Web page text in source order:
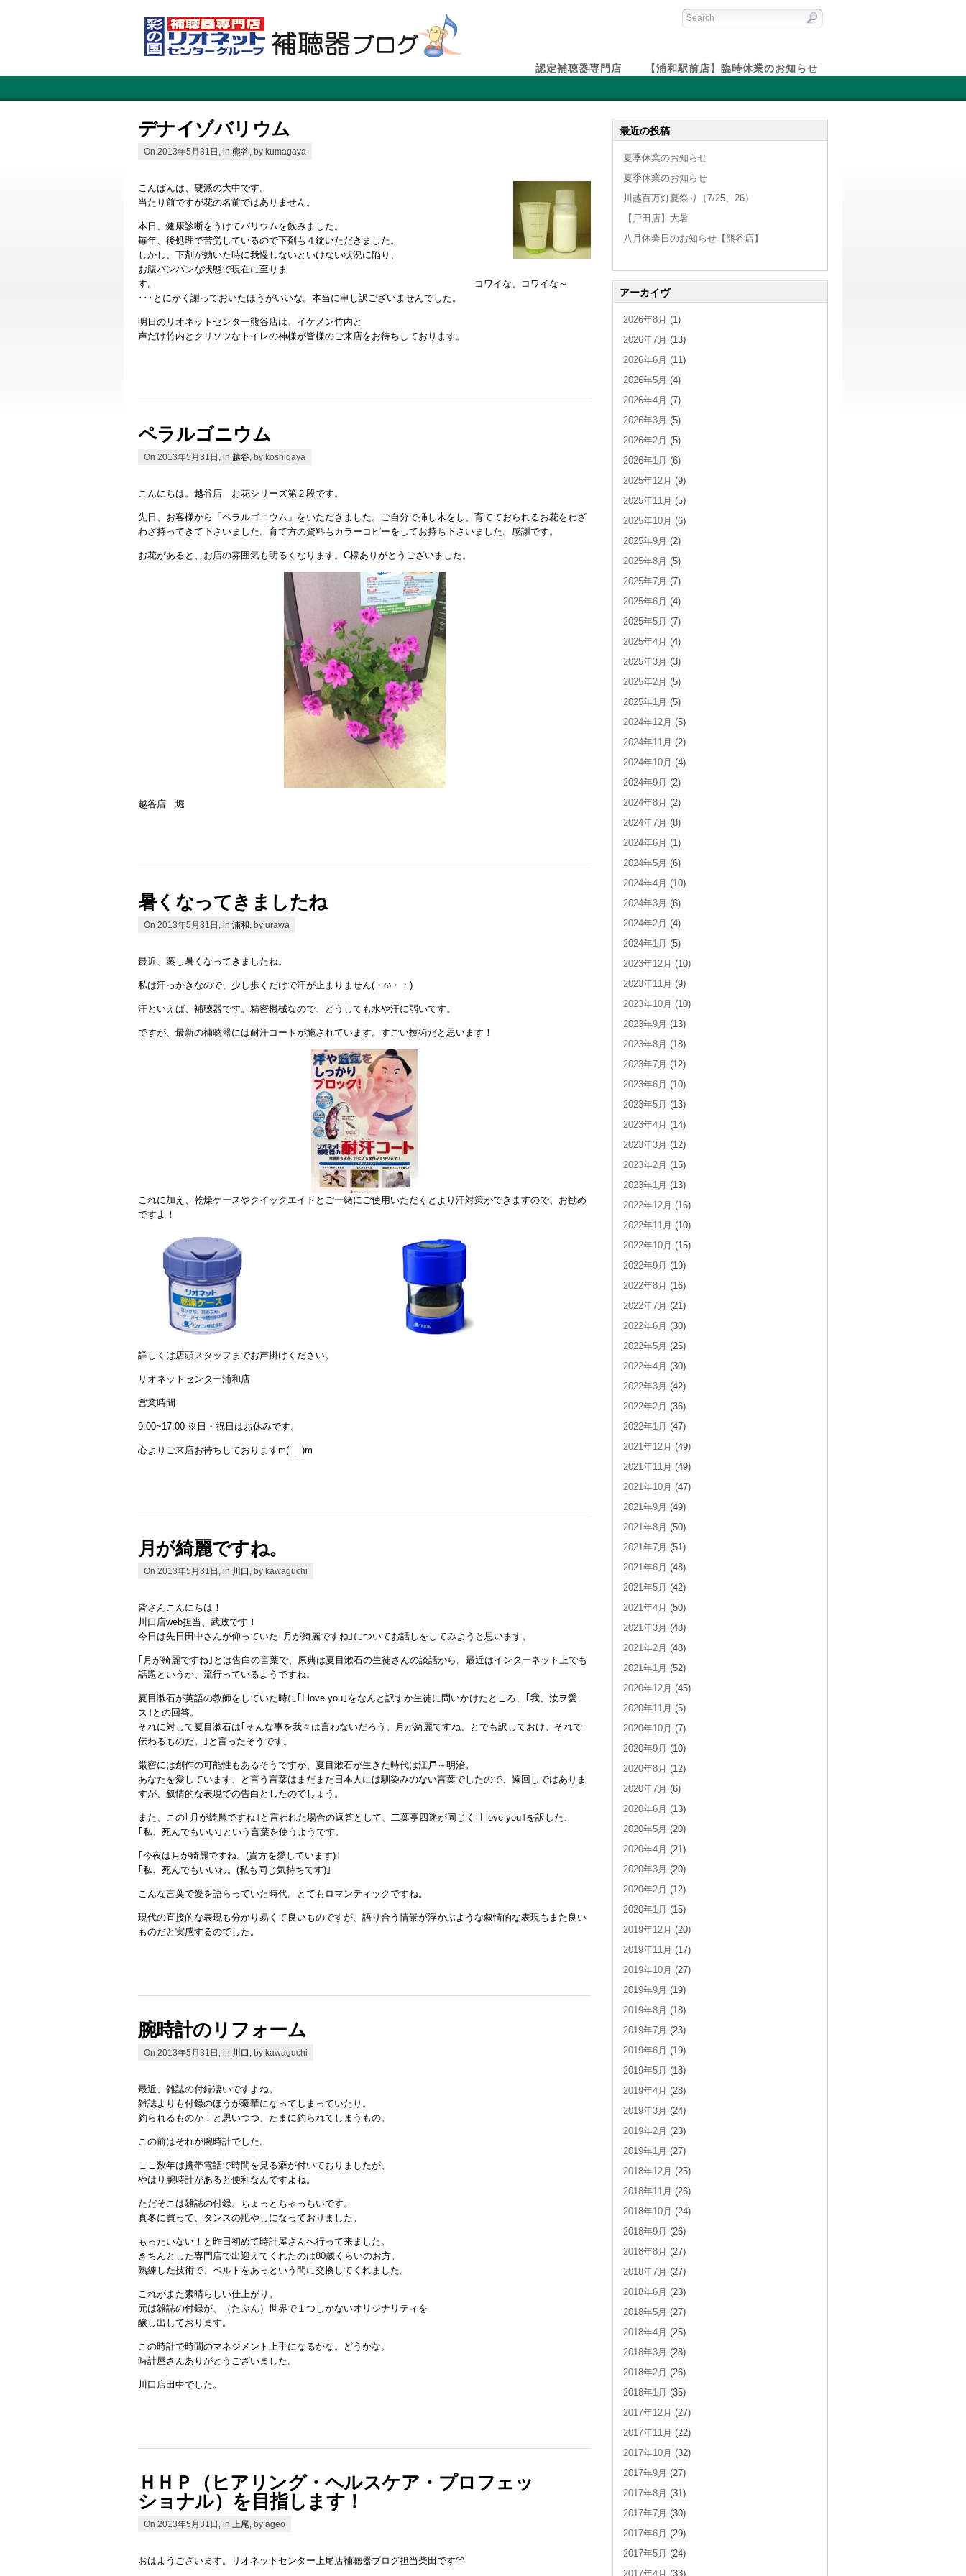
【浦和駅前店】臨時休業のお知らせ
認定補聴器専門店
デナイゾバリウム
On 2013年5月31日, in 熊谷 , by kumagaya
こんばんは、硬派の大中です。
当たり前ですが花の名前ではありません。
本日、健康診断をうけてバリウムを飲みました。
毎年、後処理で苦労しているので下剤も４錠いただきました。
しかし、下剤が効いた時に我慢しないといけない状況に陥り、
お腹パンパンな状態で現在に至りま
す。 コワイな、コワイな～
･･･とにかく謝っておいたほうがいいな。本当に申し訳ございませんでした。
明日のリオネットセンター熊谷店は、イケメン竹内と
声だけ竹内とクリソツなトイレの神様が皆様のご来店をお待ちしております。
ペラルゴニウム
On 2013年5月31日, in 越谷 , by koshigaya
こんにちは。越谷店 お花シリーズ第２段です。
先日、お客様から「ペラルゴニウム」をいただきました。ご自分で挿し木をし、育てておられるお花をわざ
わざ持ってきて下さいました。育て方の資料もカラーコピーをしてお持ち下さいました。感謝です。
お花があると、お店の雰囲気も明るくなります。C様ありがとうございました。
越谷店 堀
暑くなってきましたね
On 2013年5月31日, in 浦和 , by urawa
最近、蒸し暑くなってきましたね。
私は汗っかきなので、少し歩くだけで汗が止まりません(・ω・；)ゞ
汗といえば、補聴器です。精密機械なので、どうしても水や汗に弱いです。
ですが、最新の補聴器には耐汗コートが施されています。すごい技術だと思います！
これに加え、乾燥ケースやクイックエイドとご一緒にご使用いただくとより汗対策ができますので、お勧め
ですよ！
詳しくは店頭スタッフまでお声掛けください。
リオネットセンター浦和店
営業時間
9:00~17:00 ※日・祝日はお休みです。
心よりご来店お待ちしておりますm(_ _)m
月が綺麗ですね。
On 2013年5月31日, in 川口 , by kawaguchi
皆さんこんにちは！
川口店web担当、武政です！
今日は先日田中さんが仰っていた｢月が綺麗ですね｣についてお話しをしてみようと思います。
｢月が綺麗ですね｣とは告白の言葉で、原典は夏目漱石の生徒さんの談話から。最近はインターネット上でも
話題というか、流行っているようですね。
夏目漱石が英語の教師をしていた時に｢I love you｣をなんと訳すか生徒に問いかけたところ、｢我、汝ヲ愛
ス｣との回答。
それに対して夏目漱石は｢そんな事を我々は言わないだろう。月が綺麗ですね、とでも訳しておけ。それで
伝わるものだ。｣と言ったそうです。
厳密には創作の可能性もあるそうですが、夏目漱石が生きた時代は江戸～明治。
あなたを愛しています、と言う言葉はまだまだ日本人には馴染みのない言葉でしたので、遠回しではありま
すが、叙情的な表現での告白としたのでしょう。
また、この｢月が綺麗ですね｣と言われた場合の返答として、二葉亭四迷が同じく｢I love you｣を訳した、
｢私、死んでもいい｣という言葉を使うようです。
｢今夜は月が綺麗ですね。(貴方を愛しています)｣
｢私、死んでもいいわ。(私も同じ気持ちです)｣
こんな言葉で愛を語らっていた時代。とてもロマンティックですね。
現代の直接的な表現も分かり易くて良いものですが、語り合う情景が浮かぶような叙情的な表現もまた良い
ものだと実感するのでした。
腕時計のリフォーム
On 2013年5月31日, in 川口 , by kawaguchi
最近、雑誌の付録凄いですよね。
雑誌よりも付録のほうが豪華になってしまっていたり。
釣られるものか！と思いつつ、たまに釣られてしまうもの。
この前はそれが腕時計でした。
ここ数年は携帯電話で時間を見る癖が付いておりましたが、
やはり腕時計があると便利なんですよね。
ただそこは雑誌の付録。ちょっとちゃっちいです。
真冬に買って、タンスの肥やしになっておりました。
もったいない！と昨日初めて時計屋さんへ行って来ました。
きちんとした専門店で出迎えてくれたのは80歳くらいのお方。
熟練した技術で、ベルトをあっという間に交換してくれました。
これがまた素晴らしい仕上がり。
元は雑誌の付録が、（たぶん）世界で１つしかないオリジナリティを
醸し出しております。
この時計で時間のマネジメント上手になるかな。どうかな。
時計屋さんありがとうございました。
川口店田中でした。
ＨＨＰ（ヒアリング・ヘルスケア・プロフェッ
ショナル）を目指します！
On 2013年5月31日, in 上尾 , by ageo
おはようございます。リオネットセンター上尾店補聴器ブログ担当柴田です^^
最近の投稿
夏季休業のお知らせ
夏季休業のお知らせ
川越百万灯夏祭り（7/25、26）
【戸田店】大暑
八月休業日のお知らせ【熊谷店】
アーカイヴ
2026年8月 (1)
2026年7月 (13)
2026年6月 (11)
2026年5月 (4)
2026年4月 (7)
2026年3月 (5)
2026年2月 (5)
2026年1月 (6)
2025年12月 (9)
2025年11月 (5)
2025年10月 (6)
2025年9月 (2)
2025年8月 (5)
2025年7月 (7)
2025年6月 (4)
2025年5月 (7)
2025年4月 (4)
2025年3月 (3)
2025年2月 (5)
2025年1月 (5)
2024年12月 (5)
2024年11月 (2)
2024年10月 (4)
2024年9月 (2)
2024年8月 (2)
2024年7月 (8)
2024年6月 (1)
2024年5月 (6)
2024年4月 (10)
2024年3月 (6)
2024年2月 (4)
2024年1月 (5)
2023年12月 (10)
2023年11月 (9)
2023年10月 (10)
2023年9月 (13)
2023年8月 (18)
2023年7月 (12)
2023年6月 (10)
2023年5月 (13)
2023年4月 (14)
2023年3月 (12)
2023年2月 (15)
2023年1月 (13)
2022年12月 (16)
2022年11月 (10)
2022年10月 (15)
2022年9月 (19)
2022年8月 (16)
2022年7月 (21)
2022年6月 (30)
2022年5月 (25)
2022年4月 (30)
2022年3月 (42)
2022年2月 (36)
2022年1月 (47)
2021年12月 (49)
2021年11月 (49)
2021年10月 (47)
2021年9月 (49)
2021年8月 (50)
2021年7月 (51)
2021年6月 (48)
2021年5月 (42)
2021年4月 (50)
2021年3月 (48)
2021年2月 (48)
2021年1月 (52)
2020年12月 (45)
2020年11月 (5)
2020年10月 (7)
2020年9月 (10)
2020年8月 (12)
2020年7月 (6)
2020年6月 (13)
2020年5月 (20)
2020年4月 (21)
2020年3月 (20)
2020年2月 (12)
2020年1月 (15)
2019年12月 (20)
2019年11月 (17)
2019年10月 (27)
2019年9月 (19)
2019年8月 (18)
2019年7月 (23)
2019年6月 (19)
2019年5月 (18)
2019年4月 (28)
2019年3月 (24)
2019年2月 (23)
2019年1月 (27)
2018年12月 (25)
2018年11月 (26)
2018年10月 (24)
2018年9月 (26)
2018年8月 (27)
2018年7月 (27)
2018年6月 (23)
2018年5月 (27)
2018年4月 (25)
2018年3月 (28)
2018年2月 (26)
2018年1月 (35)
2017年12月 (27)
2017年11月 (22)
2017年10月 (32)
2017年9月 (27)
2017年8月 (31)
2017年7月 (30)
2017年6月 (29)
2017年5月 (24)
2017年4月 (33)